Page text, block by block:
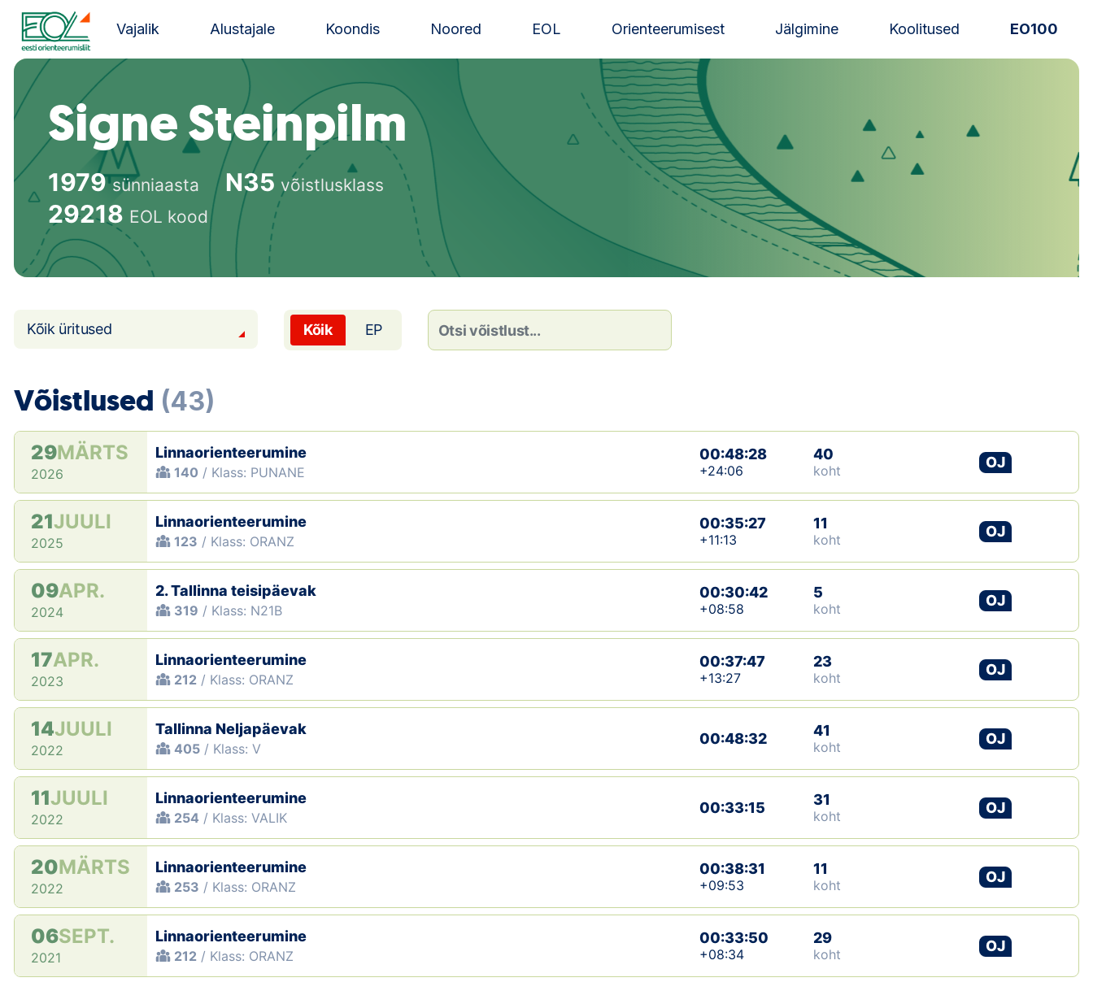
Liigu
juurde
Estonian Orienteering Federation
Vajalik Alustajale Koondis Noored EOL Orienteerumisest Jälgimine Koolitused EO100
Eesti Orienteerumine 100!
Toetamine
EOL
Kaardid
Kalender
Koondised
Tule klubisse!
Tulemused
Suletud maastikud
Püsirajad
Ajalugu
Koolitused
OTSI
Signe Steinpilm
1979sünniaasta N35 võistlusklass
29218 EOL kood
Kõik üritused Kõik EP
Võistlused (43)
29MÄRTS
2026
Linnaorienteerumine
140 / Klass: PUNANE
00:48:28
+24:06
40
koht
OJ
21JUULI
2025
Linnaorienteerumine
123 / Klass: ORANZ
00:35:27
+11:13
11
koht
OJ
09APR.
2024
2. Tallinna teisipäevak
319 / Klass: N21B
00:30:42
+08:58
5
koht
OJ
17APR.
2023
Linnaorienteerumine
212 / Klass: ORANZ
00:37:47
+13:27
23
koht
OJ
14JUULI
2022
Tallinna Neljapäevak
405 / Klass: V
00:48:32 41
koht
OJ
11JUULI
2022
Linnaorienteerumine
254 / Klass: VALIK
00:33:15 31
koht
OJ
20MÄRTS
2022
Linnaorienteerumine
253 / Klass: ORANZ
00:38:31
+09:53
11
koht
OJ
06SEPT.
2021
Linnaorienteerumine
212 / Klass: ORANZ
00:33:50
+08:34
29
koht
OJ